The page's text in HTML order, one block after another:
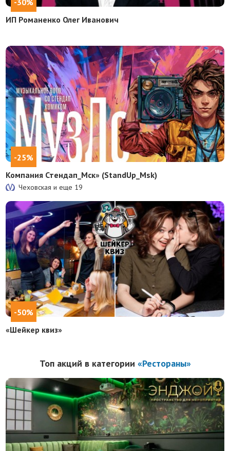
-30%
ИП Романенко Олег Иванович
-25%
Компания Стендап_Мск» (StandUp_Msk)
Чеховская и еще 19
-50%
«Шейкер квиз»
Топ акций в категории «Рестораны»